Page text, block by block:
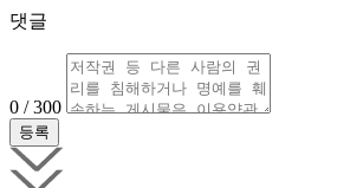
댓글
0 / 300